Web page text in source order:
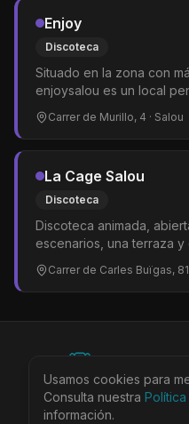
Enjoy
Discoteca
Situado en la zona con
enjoysalou es un local
su público la máxima
Carrer de Murillo, 4 · Salou
La Cage Salou
Discoteca
Discoteca animada,
escenarios, una terraza
con DJs de varios
¿Conoces La Cage?
Carrer de Carles Buïgas, 81
©
Ciudades Locales
Aviso Legal
Usamos cookies para
Consulta nuestra
información.